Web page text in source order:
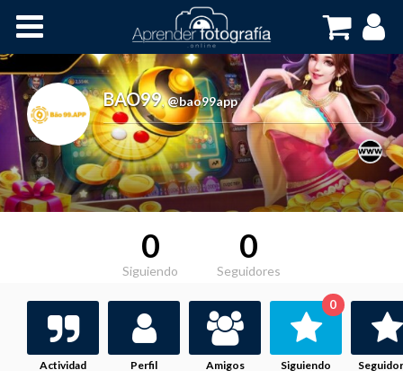
Cursos OnLine
BAO99,@bao99app
0
Siguiendo
0
Seguidores
Actividad Perfil Amigos Siguiendo
0